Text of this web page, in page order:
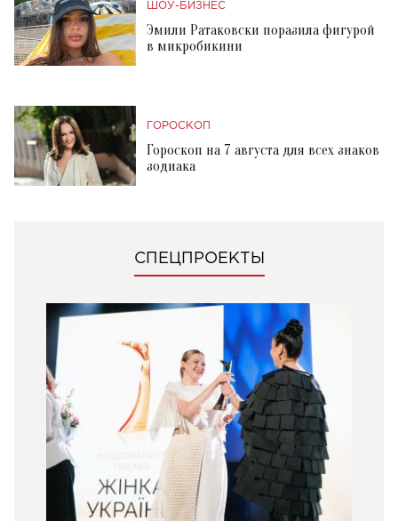
ШОУ-БИЗНЕС
Эмили Ратаковски поразила фигурой
в микробикини
ГОРОСКОП
Гороскоп на 7 августа для всех знаков
зодиака
СПЕЦПРОЕКТЫ